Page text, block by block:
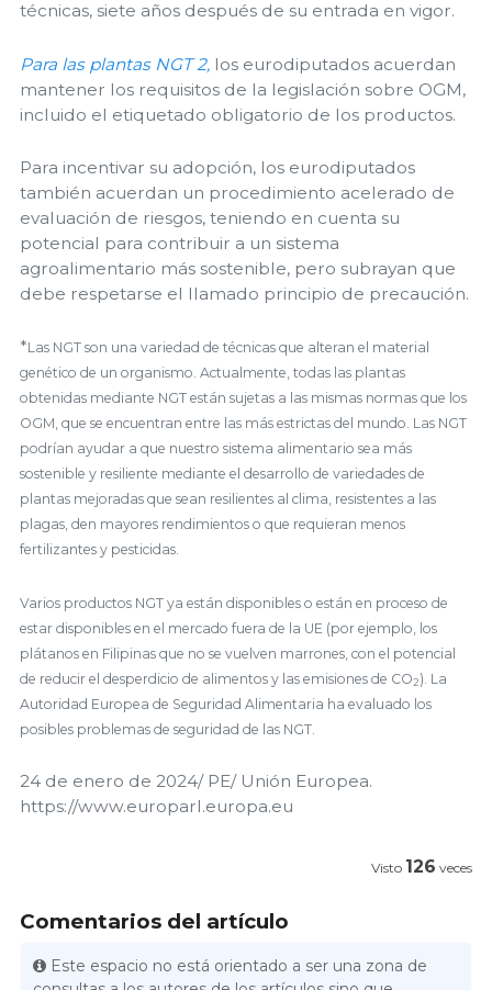
técnicas, siete años después de su entrada en vigor.
Para las plantas NGT 2, los eurodiputados acuerdan
mantener los requisitos de la legislación sobre OGM,
incluido el etiquetado obligatorio de los productos.
Para incentivar su adopción, los eurodiputados
también acuerdan un procedimiento acelerado de
evaluación de riesgos, teniendo en cuenta su
potencial para contribuir a un sistema
agroalimentario más sostenible, pero subrayan que
debe respetarse el llamado principio de precaución.
*Las NGT son una variedad de técnicas que alteran el material
genético de un organismo. Actualmente, todas las plantas
obtenidas mediante NGT están sujetas a las mismas normas que los
OGM, que se encuentran entre las más estrictas del mundo. Las NGT
podrían ayudar a que nuestro sistema alimentario sea más
sostenible y resiliente mediante el desarrollo de variedades de
plantas mejoradas que sean resilientes al clima, resistentes a las
plagas, den mayores rendimientos o que requieran menos
fertilizantes y pesticidas.
Varios productos NGT ya están disponibles o están en proceso de
estar disponibles en el mercado fuera de la UE (por ejemplo, los
plátanos en Filipinas que no se vuelven marrones, con el potencial
de reducir el desperdicio de alimentos y las emisiones de CO2). La
Autoridad Europea de Seguridad Alimentaria ha evaluado los
posibles problemas de seguridad de las NGT.
24 de enero de 2024/ PE/ Unión Europea.
https://www.europarl.europa.eu
Visto 126 veces
Comentarios del artículo
Este espacio no está orientado a ser una zona de